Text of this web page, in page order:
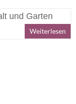
und Garten
Weiterlesen